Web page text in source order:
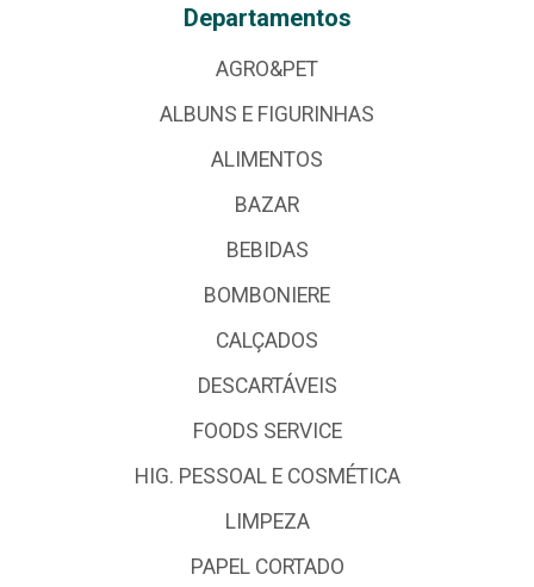
Departamentos
AGRO&PET
ALBUNS E FIGURINHAS
ALIMENTOS
BAZAR
BEBIDAS
BOMBONIERE
CALÇADOS
DESCARTÁVEIS
FOODS SERVICE
HIG. PESSOAL E COSMÉTICA
LIMPEZA
PAPEL CORTADO